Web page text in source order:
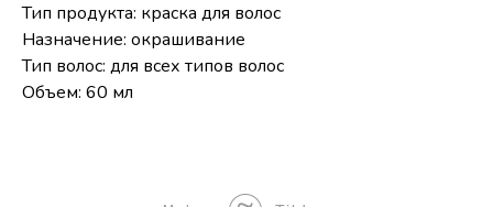
Тип продукта: краска для волос
Назначение: окрашивание
Тип волос: для всех типов волос
Объем: 60 мл